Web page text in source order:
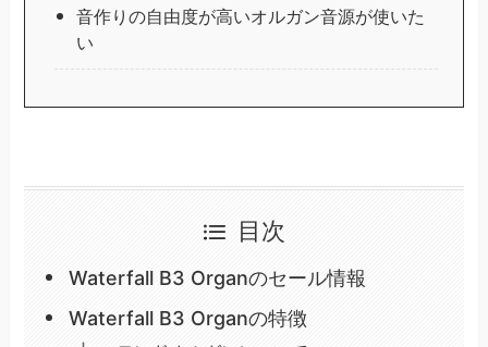
音作りの自由度が高いオルガン音源が使いた
い
目次
Waterfall B3 Organのセール情報
Waterfall B3 Organの特徴